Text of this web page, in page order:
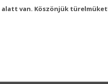
van. Köszönjük